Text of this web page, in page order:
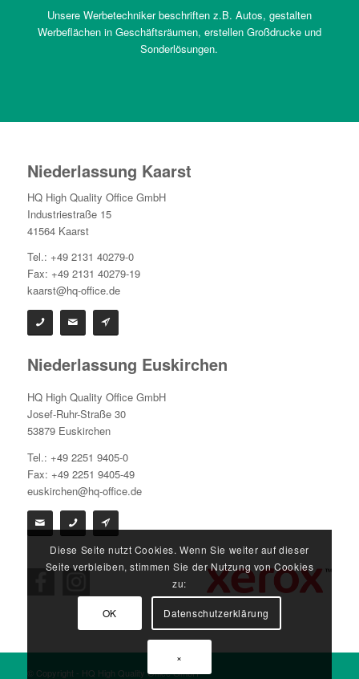
Unsere Werbetechniker beschriften z.B. Autos, gestalten
Werbeflächen in Geschäftsräumen, erstellen Großdrucke und
Sonderlösungen.
Niederlassung Kaarst
HQ High Quality Office GmbH
Industriestraße 15
41564 Kaarst
Tel.: +49 2131 40279-0
Fax: +49 2131 40279-19
kaarst@hq-office.de
Niederlassung Euskirchen
HQ High Quality Office GmbH
Josef-Ruhr-Straße 30
53879 Euskirchen
Tel.: +49 2251 9405-0
Fax: +49 2251 9405-49
euskirchen@hq-office.de
© Copyright - HQ High Quality Office GmbH
Diese Seite nutzt Cookies. Wenn Sie weiter auf dieser
Seite verbleiben, stimmen Sie der Nutzung von Cookies
zu:
OK Datenschutzerklärung
×